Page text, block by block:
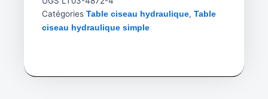
Catégories Table ciseau hydraulique, Table
ciseau hydraulique simple